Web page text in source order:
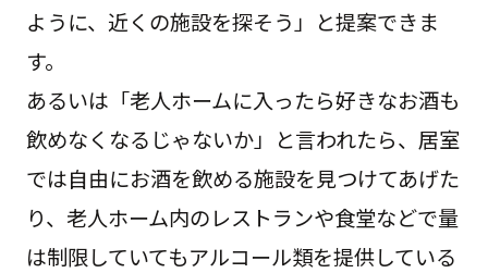
ように、近くの施設を探そう」と提案できま
す。
あるいは「老人ホームに入ったら好きなお酒も
飲めなくなるじゃないか」と言われたら、居室
では自由にお酒を飲める施設を見つけてあげた
り、老人ホーム内のレストランや食堂などで量
は制限していてもアルコール類を提供している